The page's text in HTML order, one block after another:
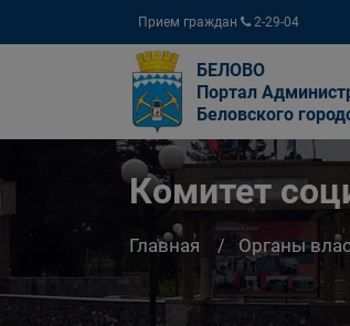
Прием граждан 2-29-04
БЕЛОВО
Портал
Беловского
Комитет
Главная Органы